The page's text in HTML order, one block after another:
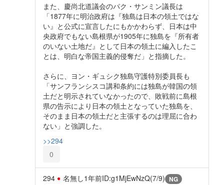
また、慶尚北道議会のパク・サンミン議長は
「1877年に明治政府は『独島は日本の領土ではな
い』と公式に宣言したにもかかわらず、日本は中
央政府でもない島根県が1905年に独島を『所有者
のいない土地だ』として日本の領土に編入したこ
とは、明白な帝国主義的侵奪だ」と指摘した。
さらに、ヨン・ギュシク独島守護特別委員長も
「サンフランシスコ講和条約には独島が韓国の領
土だと明示されていなかったので、敗戦前に島根
県の告示により日本の領土となっていた独島を、
そのまま日本の領土だと主張するのは理屈に合わ
ない」と強調した。
>>294
0
294 名無し1年前ID:g1MjEwNzQ(7/9) NG